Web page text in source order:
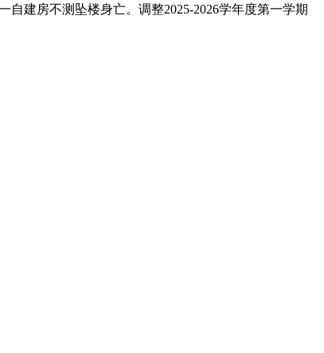
建房不测坠楼身亡。调整2025-2026学年度第一学期